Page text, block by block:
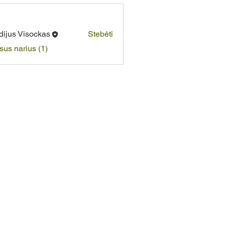
Visockas
Stebėti
narius (1)